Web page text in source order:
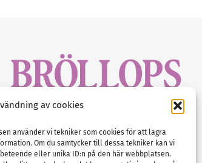
av cookies
använder vi tekniker som cookies för att lagra
Om du samtycker till dessa tekniker kan vi
eller unika ID:n på den här webbplatsen.
Tel :0522-68 11 90
E-post:info@nordicbridalmedia.com